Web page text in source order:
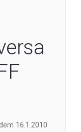
16.1.2010